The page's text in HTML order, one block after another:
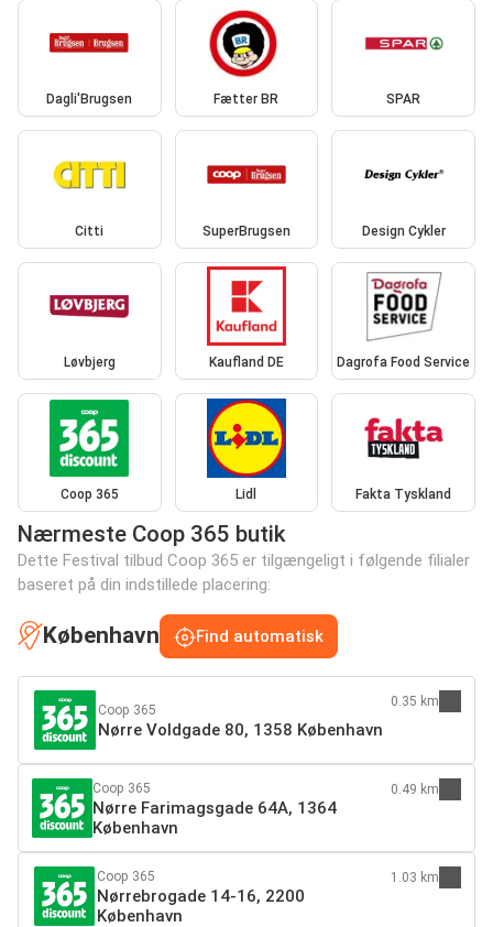
Dagli'Brugsen Fætter BR SPAR
Citti SuperBrugsen Design Cykler
Løvbjerg Kaufland DE Dagrofa Food Service
Coop 365 Lidl Fakta Tyskland
Nærmeste Coop 365 butik
Dette Festival tilbud Coop 365 er tilgængeligt i følgende filialer
baseret på din indstillede placering:
København Find automatisk
Coop 365
Nørre Voldgade 80, 1358 København
0.35 km
Coop 365
Nørre Farimagsgade 64A, 1364
København
0.49 km
Coop 365
Nørrebrogade 14-16, 2200
København
1.03 km